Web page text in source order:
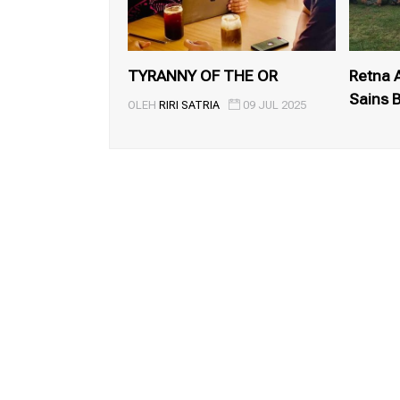
TYRANNY OF THE OR
OLEH RIRI SATRIA 09 JUL 2025
Retna
Sains